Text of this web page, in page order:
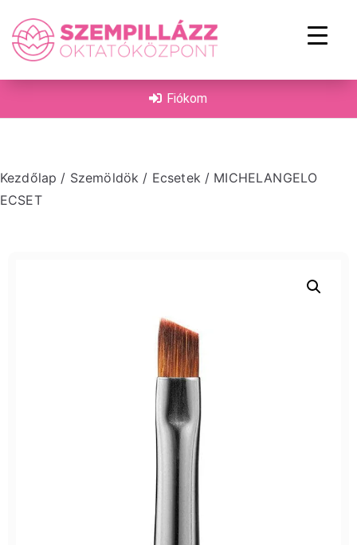
Fiókom
Kezdőlap / Szemöldök / Ecsetek / MICHELANGELO
ECSET